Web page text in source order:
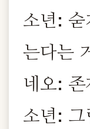
소년:
는다는
네오:
소년: